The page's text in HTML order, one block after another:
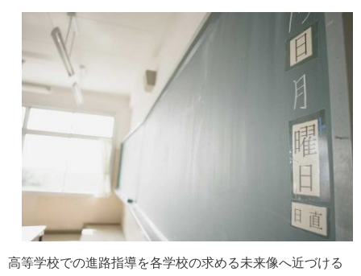
高等学校での進路指導を各学校の求める未来像へ近づける